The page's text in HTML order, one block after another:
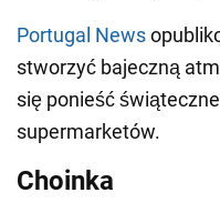
Portugal News
stworzyć bajeczną
się ponieść
supermarketów.
Choinka